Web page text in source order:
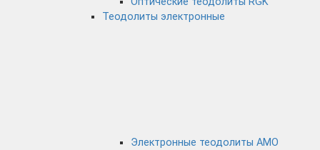
Теодолиты электронные
Электронные теодолиты AMO